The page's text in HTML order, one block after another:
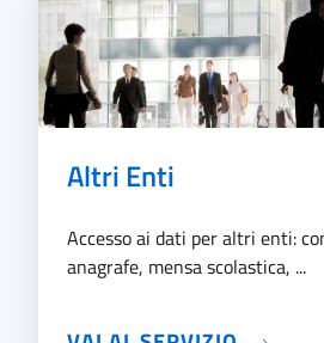
Altri Enti
Accesso ai dati per altri enti:
anagrafe, mensa scolastica, ...